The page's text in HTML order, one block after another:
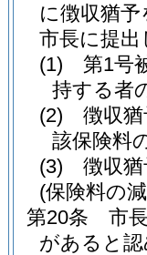
に徴収猶
市長に提
(1)
第1号
持する者
(2)
徴収
該保険料
(3)
徴収
(保険料の
第20条
市
があると